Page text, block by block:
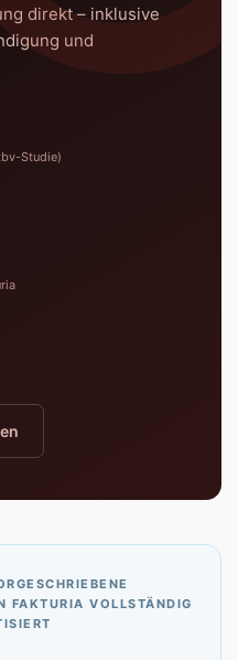
direkt – inklusive
und
Studie)
FAKTURIA VOLLSTÄNDIG